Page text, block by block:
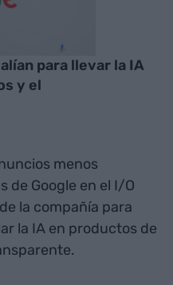
para llevar la IA
y el
menos
de Google en el I/O
la compañía para
la IA en productos de